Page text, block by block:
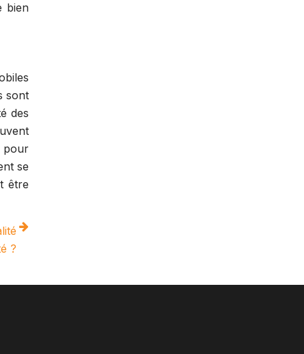
bien
sont
des
pour
se
être
?